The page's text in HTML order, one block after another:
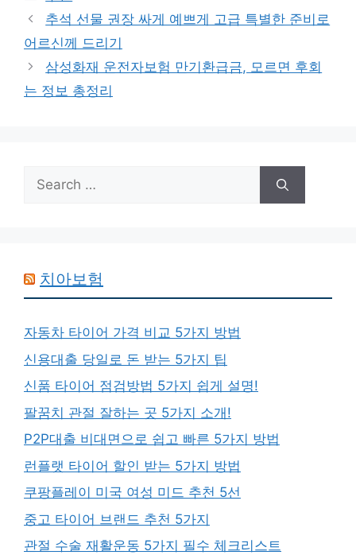
추석 선물 권장 싸게 예쁘게 고급 특별한 준비로
어르신께 드리기
삼성화재 운전자보험 만기환급금, 모르면 후회
는 정보 총정리
Search
for:
치아보험
자동차 타이어 가격 비교 5가지 방법
신용대출 당일로 돈 받는 5가지 팁
신품 타이어 점검방법 5가지 쉽게 설명!
팔꿈치 관절 잘하는 곳 5가지 소개!
P2P대출 비대면으로 쉽고 빠른 5가지 방법
런플랫 타이어 할인 받는 5가지 방법
쿠팡플레이 미국 여성 미드 추천 5선
중고 타이어 브랜드 추천 5가지
관절 수술 재활운동 5가지 필수 체크리스트